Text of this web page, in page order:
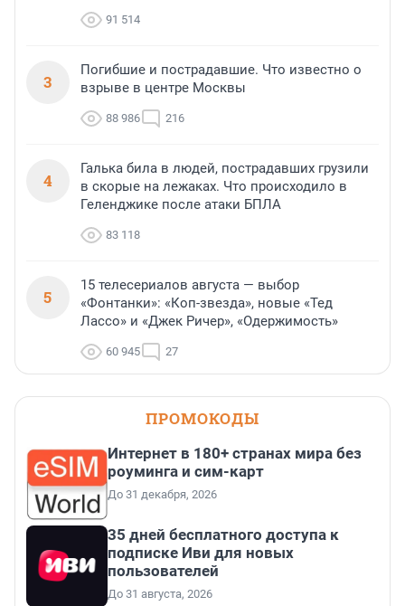
91 514
3
Погибшие и пострадавшие. Что известно о
взрыве в центре Москвы
88 986 216
4
Галька била в людей, пострадавших грузили
в скорые на лежаках. Что происходило в
Геленджике после атаки БПЛА
83 118
5
15 телесериалов августа — выбор
«Фонтанки»: «Коп-звезда», новые «Тед
Лассо» и «Джек Ричер», «Одержимость»
60 945 27
ПРОМОКОДЫ
Интернет в 180+ странах мира без
роуминга и сим-карт
До 31 декабря, 2026
35 дней бесплатного доступа к
подписке Иви для новых
пользователей
До 31 августа, 2026